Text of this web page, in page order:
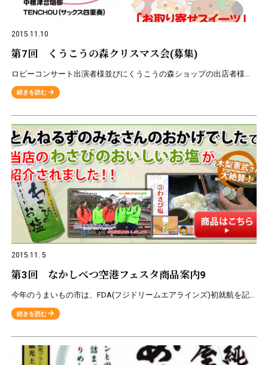
2015.11.10
第7回 くうこうの森クリスマス会(募集)
続きを読む
2015.11. 5
第3回 なかしべつ空港フェスタ商品案内9
今年のうまいもの市は、FDA(フジドリームエアラインズ)初就航を記念いたしまして、静岡県･愛知県の名産品を販売致します。 ★販売商品のご案内★ 国産本わさび（主に静岡産）を使用した老舗のわさび屋田丸
続きを読む